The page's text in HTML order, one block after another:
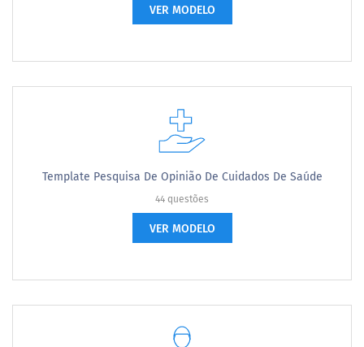
VER MODELO
Template Pesquisa De Opinião De Cuidados De Saúde
44 questões
VER MODELO